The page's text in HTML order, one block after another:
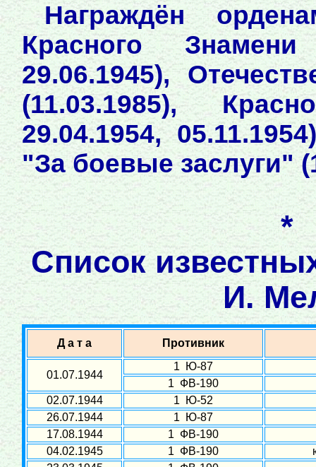
Награждён
Красного Знамени
29.06.1945),
(11.03.1985),
29.04.1954,
"За боевые заслуги"
Список
И.
Д а т а Противник
01.07.1944
1 Ю-87
1 ФВ-190
02.07.1944
1 Ю-52
26.07.1944
1 Ю-87
17.08.1944
1 ФВ-190
04.02.1945
1 ФВ-190